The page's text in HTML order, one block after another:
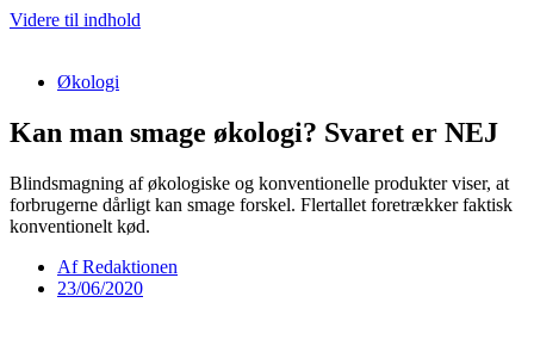
Videre til indhold
Økologi
Kan man smage økologi? Svaret er NEJ
Blindsmagning af økologiske og konventionelle produkter viser, at
forbrugerne dårligt kan smage forskel. Flertallet foretrækker faktisk
konventionelt kød.
AfRedaktionen
23/06/2020